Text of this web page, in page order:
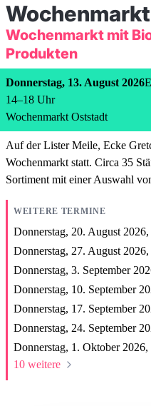
Wochenmarkt mit
Produkten
Donnerstag, 13. August 2026
14–18 Uhr
Wochenmarkt Oststadt
Auf der Lister Meile, Ecke
Wochenmarkt statt. Circa 35
Sortiment mit einer Auswahl
WEITERE TERMINE
Donnerstag, 20. August 2026,
Donnerstag, 27. August 2026,
Donnerstag, 3. September
Donnerstag, 10. September
Donnerstag, 17. September
Donnerstag, 24. September
Donnerstag, 1. Oktober 2026,
10 weitere